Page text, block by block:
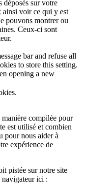
déposés sur votre
ainsi voir ce qui y est
pouvons montrer ou
Ceux-ci sont
bar and refuse all
to store this setting.
opening a new
compilée pour
est utilisé et combien
pour nous aider à
expérience de
pistée sur notre site
navigateur ici :